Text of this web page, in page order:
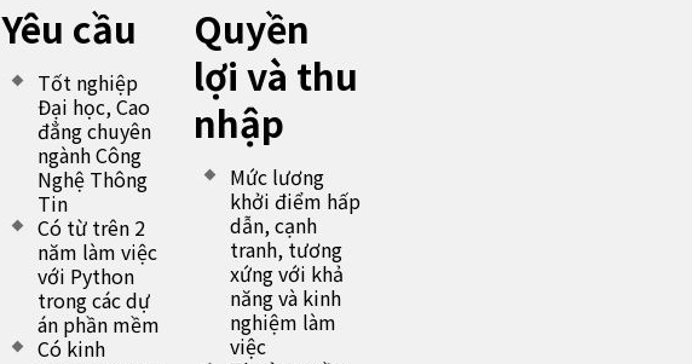
Yêu cầu
Tốt nghiệp
Đại học, Cao
đẳng chuyên
ngành Công
Nghệ Thông
Tin
Có từ trên 2
năm làm việc
với Python
trong các dự
án phần mềm
Có kinh
Quyền
lợi và thu
nhập
Mức lương
khởi điểm hấp
dẫn, cạnh
tranh, tương
xứng với khả
năng và kinh
nghiệm làm
việc